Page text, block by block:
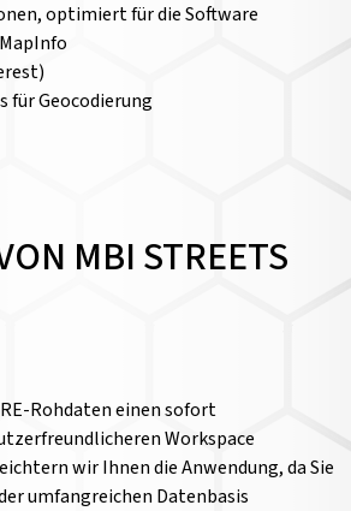
optimiert für die Software
für Geocodierung
MBI STREETS
Rohdaten einen sofort
Workspace
wir Ihnen die Anwendung, da Sie
umfangreichen Datenbasis